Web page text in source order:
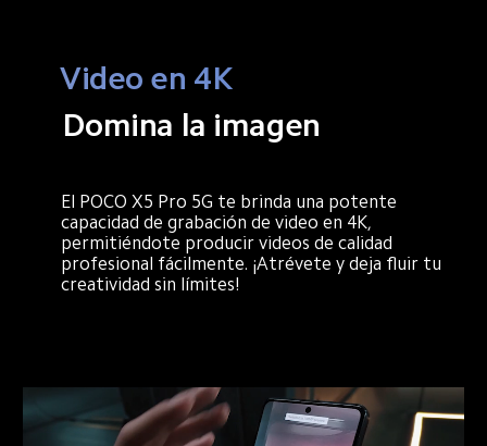
Video en 4K
Domina la imagen
El POCO X5 Pro 5G te brinda una potente
capacidad de grabación de video en 4K,
permitiéndote producir videos de calidad
profesional fácilmente. ¡Atrévete y deja fluir tu
creatividad sin límites!